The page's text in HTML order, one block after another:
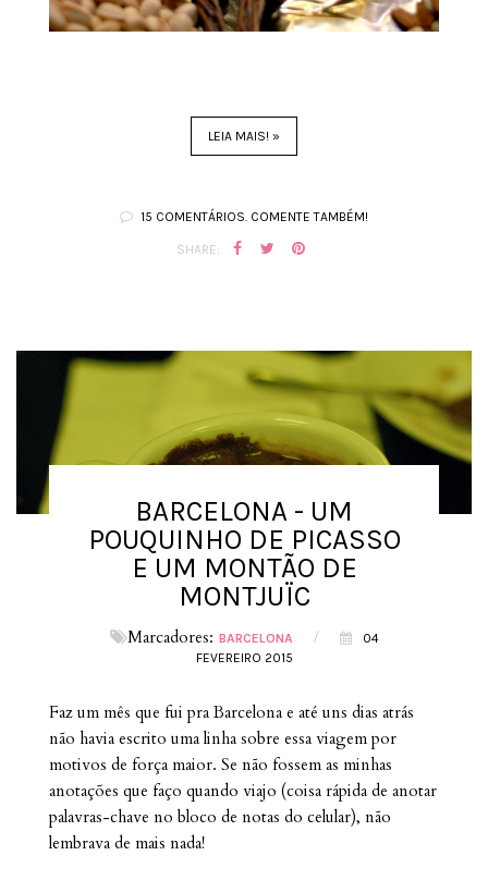
LEIA MAIS! »
15 COMENTÁRIOS. COMENTE TAMBÉM!
SHARE:
BARCELONA - UM
POUQUINHO DE PICASSO
E UM MONTÃO DE
MONTJUÏC
Marcadores: BARCELONA /
04
FEVEREIRO 2015
Faz um mês que fui pra Barcelona e até uns dias atrás
não havia escrito uma linha sobre essa viagem por
motivos de força maior. Se não fossem as minhas
anotações que faço quando viajo (coisa rápida de anotar
palavras-chave no bloco de notas do celular), não
lembrava de mais nada!